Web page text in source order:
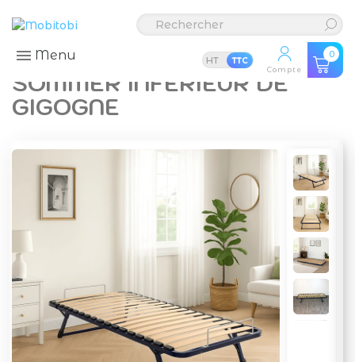
Menu HT TTC
Compte
0
SOMMER INFÉRIEUR DE
GIGOGNE